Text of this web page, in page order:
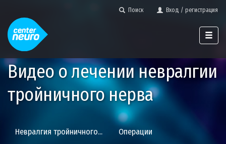
Поиск Вход / регистрация
Видео о лечении невралгии
тройничного нерва
Невралгия тройничного... Операции